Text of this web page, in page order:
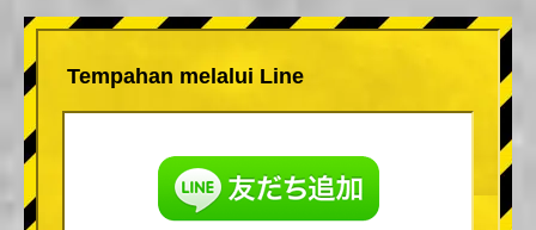
Tempahan melalui Line